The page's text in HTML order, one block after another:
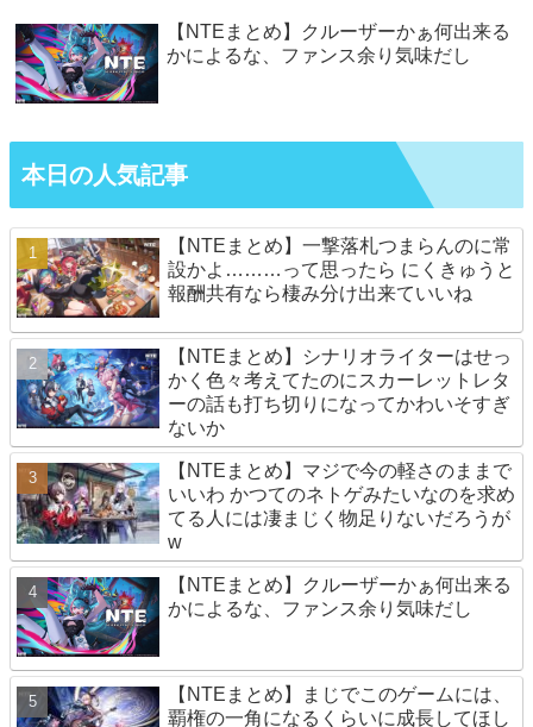
【NTEまとめ】クルーザーかぁ何出来る
かによるな、ファンス余り気味だし
本日の人気記事
【NTEまとめ】一撃落札つまらんのに常
設かよ………って思ったら にくきゅうと
報酬共有なら棲み分け出来ていいね
【NTEまとめ】シナリオライターはせっ
かく色々考えてたのにスカーレットレタ
ーの話も打ち切りになってかわいそすぎ
ないか
【NTEまとめ】マジで今の軽さのままで
いいわ かつてのネトゲみたいなのを求め
てる人には凄まじく物足りないだろうが
w
【NTEまとめ】クルーザーかぁ何出来る
かによるな、ファンス余り気味だし
【NTEまとめ】まじでこのゲームには、
覇権の一角になるくらいに成長してほし